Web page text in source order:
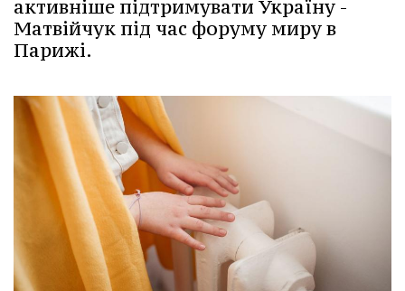
активніше підтримувати Україну -
Матвійчук під час форуму миру в
Парижі.